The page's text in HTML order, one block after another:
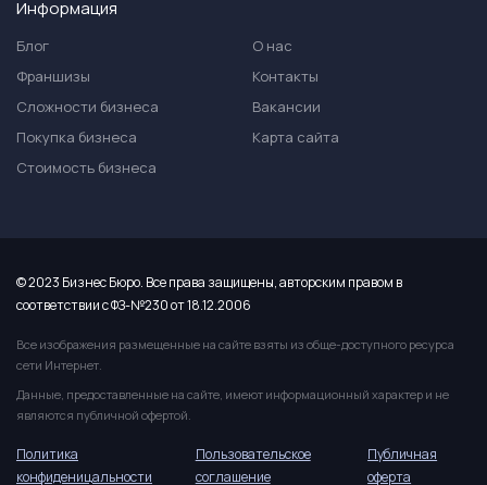
Информация
Блог
Франшизы
Сложности бизнеса
Покупка бизнеса
Стоимость бизнеса
О нас
Контакты
Вакансии
Карта сайта
© 2023 Бизнес Бюро. Все права защищены, авторским правом в
соответствии с ФЗ-№230 от 18.12.2006
Все изображения размещенные на сайте взяты из обще-доступного ресурса
сети Интернет.
Данные, предоставленные на сайте, имеют информационный характер и не
являются публичной офертой.
Политика
конфиденицальности
Пользовательское
соглашение
Публичная
оферта